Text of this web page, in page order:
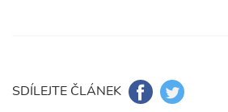
SDÍLEJTE ČLÁNEK